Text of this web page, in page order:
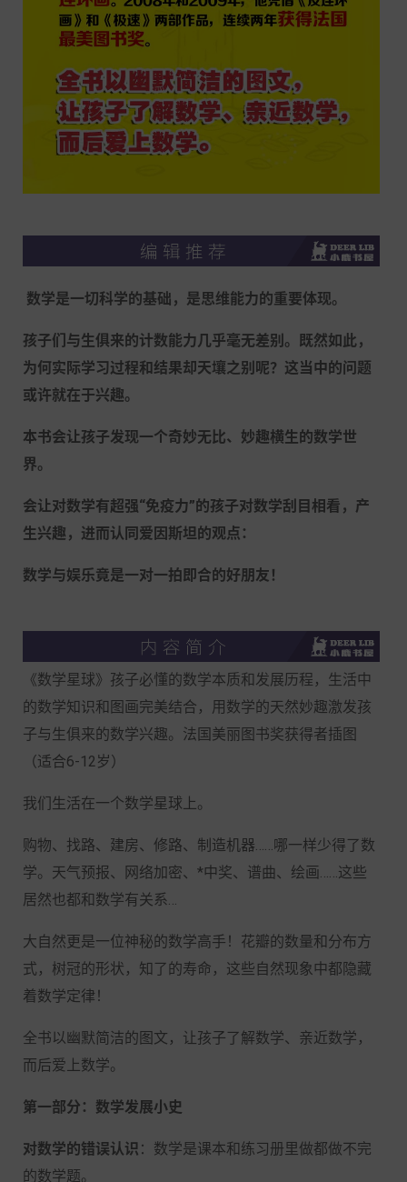
数学是一切科学的基础，是思维能力的重要体现。
孩子们与生俱来的计数能力几乎毫无差别。既然如此，
为何实际学习过程和结果却天壤之别呢？这当中的问题
或许就在于兴趣。
本书会让孩子发现一个奇妙无比、妙趣横生的数学世
界。
会让对数学有超强“免疫力”的孩子对数学刮目相看，产
生兴趣，进而认同爱因斯坦的观点：
数学与娱乐竟是一对一拍即合的好朋友！
《数学星球》孩子必懂的数学本质和发展历程，生活中
的数学知识和图画完美结合，用数学的天然妙趣激发孩
子与生俱来的数学兴趣。法国美丽图书奖获得者插图
（适合6-12岁）
我们生活在一个数学星球上。
购物、找路、建房、修路、制造机器……哪一样少得了数
学。天气预报、网络加密、*中奖、谱曲、绘画……这些
居然也都和数学有关系…
大自然更是一位神秘的数学高手！花瓣的数量和分布方
式，树冠的形状，知了的寿命，这些自然现象中都隐藏
着数学定律！
全书以幽默简洁的图文，让孩子了解数学、亲近数学，
而后爱上数学。
第一部分 ：数学发展小史
对数学的错误认识 ：数学是课本和练习册里做都做不完
的数学题。